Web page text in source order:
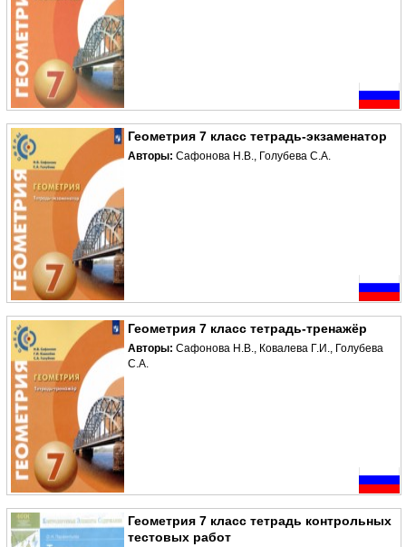
Геометрия 7 класс тетрадь-экзаменатор
Авторы: Сафонова Н.В., Голубева С.А.
Геометрия 7 класс тетрадь-тренажёр
Авторы: Сафонова Н.В., Ковалева Г.И., Голубева
С.А.
Геометрия 7 класс тетрадь контрольных
тестовых работ